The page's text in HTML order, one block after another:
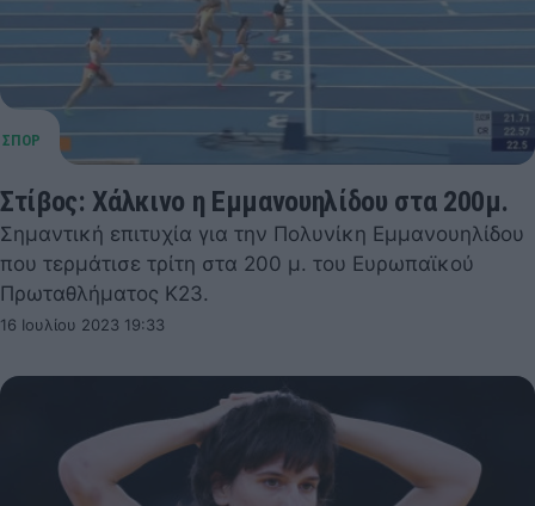
Στίβος: Χάλκινο η Εμμανουηλίδου στα 200μ.
Σημαντική επιτυχία για την Πολυνίκη Εμμανουηλίδου
που τερμάτισε τρίτη στα 200 μ. του Ευρωπαϊκού
Πρωταθλήματος Κ23.
16 Ιουλίου 2023 19:33